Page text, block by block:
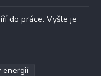
do práce. Vyšle je
energií